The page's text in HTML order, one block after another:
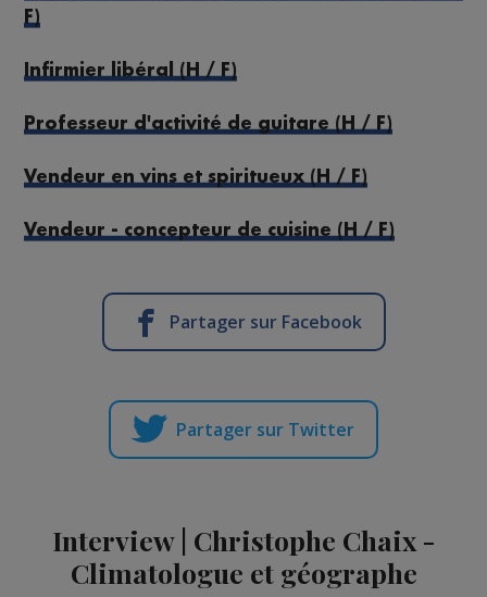
F)
Infirmier libéral (H / F)
Professeur d'activité de guitare (H / F)
Vendeur en vins et spiritueux (H / F)
Vendeur - concepteur de cuisine (H / F)
Partager sur Facebook
Partager sur Twitter
Interview | Christophe Chaix -
Climatologue et géographe